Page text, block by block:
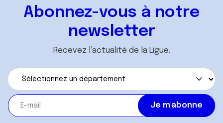
Abonnez-vous à notre
newsletter
Recevez l’actualité de la Ligue.